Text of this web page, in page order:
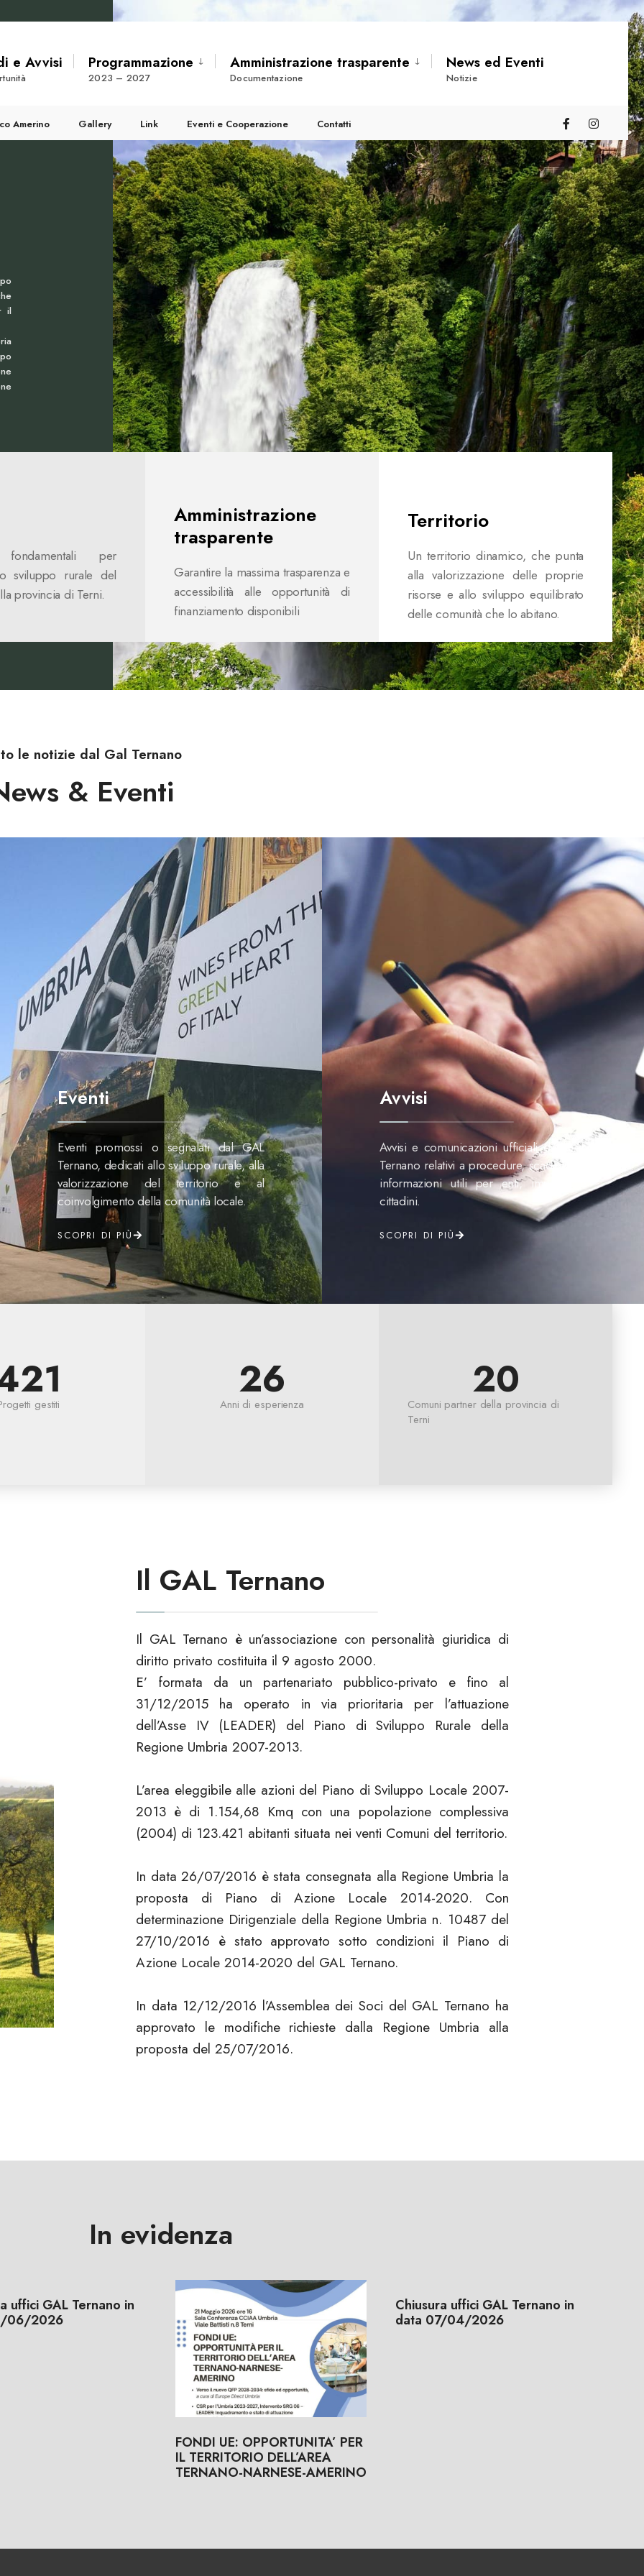
e Avvisi Programmazione
2023 – 2027
Amministrazione trasparente
Documentazione
News ed Eventi
Notizie
Amerino Gallery Link Eventi e Cooperazione Contatti
il
fondamentali per
sviluppo rurale del
provincia di Terni.
Amministrazione
trasparente
Garantire la massima trasparenza e
accessibilità alle opportunità di
finanziamento disponibili
Territorio
Un territorio dinamico, che punta
alla valorizzazione delle proprie
risorse e allo sviluppo equilibrato
delle comunità che lo abitano.
le notizie dal Gal Ternano
& Eventi
Eventi
Eventi promossi o segnalati dal GAL
Ternano, dedicati allo sviluppo rurale, alla
valorizzazione del territorio e al
coinvolgimento della comunità locale.
SCOPRI DI PIÙ
Avvisi
Avvisi e comunicazioni ufficiali del GAL
Ternano relativi a procedure, scadenze e
informazioni utili per enti, imprese e
cittadini.
SCOPRI DI PIÙ
gestiti Anni di esperienza
26
Comuni partner della provincia di
Terni
20
Il GAL Ternano
Il GAL Ternano è un’associazione con personalità giuridica di
diritto privato costituita il 9 agosto 2000.
E’ formata da un partenariato pubblico-privato e fino al
31/12/2015 ha operato in via prioritaria per l’attuazione
dell’Asse IV (LEADER) del Piano di Sviluppo Rurale della
Regione Umbria 2007-2013.
L’area eleggibile alle azioni del Piano di Sviluppo Locale 2007-
2013 è di 1.154,68 Kmq con una popolazione complessiva
(2004) di 123.421 abitanti situata nei venti Comuni del territorio.
In data 26/07/2016 è stata consegnata alla Regione Umbria la
proposta di Piano di Azione Locale 2014-2020. Con
determinazione Dirigenziale della Regione Umbria n. 10487 del
27/10/2016 è stato approvato sotto condizioni il Piano di
Azione Locale 2014-2020 del GAL Ternano.
In data 12/12/2016 l’Assemblea dei Soci del GAL Ternano ha
approvato le modifiche richieste dalla Regione Umbria alla
proposta del 25/07/2016.
In evidenza
uffici GAL Ternano in
06/2026
FONDI UE: OPPORTUNITA’ PER
IL TERRITORIO DELL’AREA
TERNANO-NARNESE-AMERINO
Chiusura uffici GAL Ternano in
data 07/04/2026